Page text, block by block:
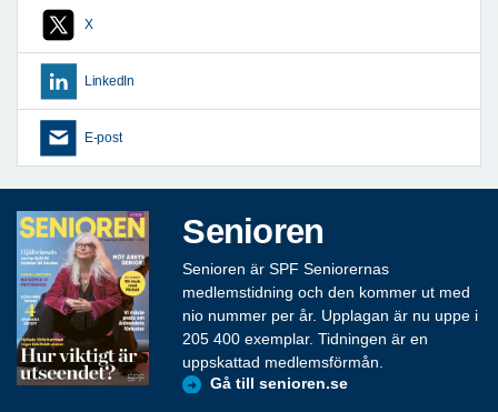
X
LinkedIn
E-post
Senioren
Senioren är SPF Seniorernas
medlemstidning och den kommer ut med
nio nummer per år. Upplagan är nu uppe i
205 400 exemplar. Tidningen är en
uppskattad medlemsförmån.
Gå till senioren.se